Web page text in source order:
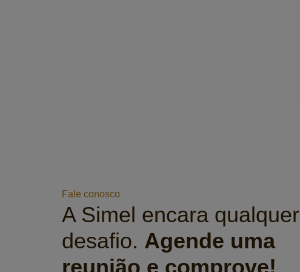
Fale conosco
A Simel encara qualquer
desafio. Agende uma
reunião e comprove!